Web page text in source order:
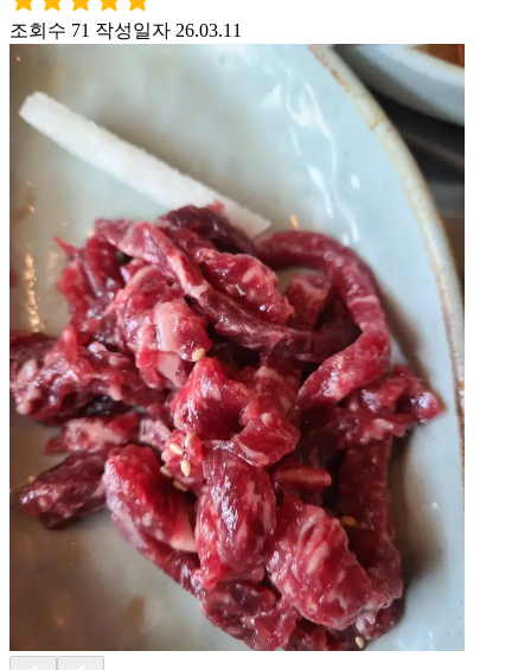
조회수 71 작성일자 26.03.11